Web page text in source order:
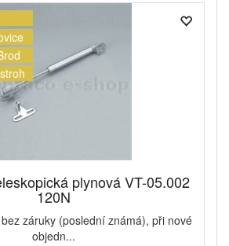
plynová VT-05.002
120N
záruky (poslední známá), při nové
objedn...